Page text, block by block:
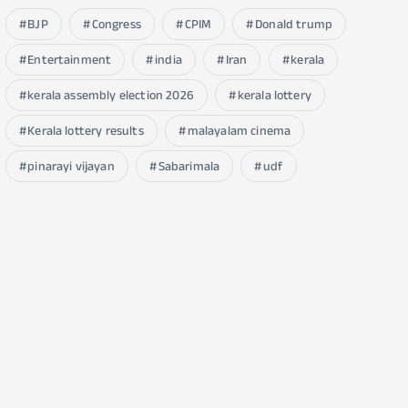
BJP Congress CPIM
Donald trump
Entertainment
india Iran
kerala
kerala assembly election 2026
kerala lottery
Kerala lottery results
malayalam cinema
pinarayi vijayan
Sabarimala udf